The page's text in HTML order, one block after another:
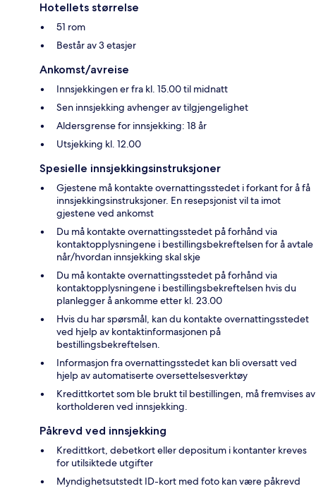
Hotellets størrelse
51 rom
Består av 3 etasjer
Ankomst/avreise
Innsjekkingen er fra kl. 15.00 til midnatt
Sen innsjekking avhenger av tilgjengelighet
Aldersgrense for innsjekking: 18 år
Utsjekking kl. 12.00
Spesielle innsjekkingsinstruksjoner
Gjestene må kontakte overnattingsstedet i forkant for å få
innsjekkingsinstruksjoner. En resepsjonist vil ta imot
gjestene ved ankomst
Du må kontakte overnattingsstedet på forhånd via
kontaktopplysningene i bestillingsbekreftelsen for å avtale
når/hvordan innsjekking skal skje
Du må kontakte overnattingsstedet på forhånd via
kontaktopplysningene i bestillingsbekreftelsen hvis du
planlegger å ankomme etter kl. 23.00
Hvis du har spørsmål, kan du kontakte overnattingsstedet
ved hjelp av kontaktinformasjonen på
bestillingsbekreftelsen.
Informasjon fra overnattingsstedet kan bli oversatt ved
hjelp av automatiserte oversettelsesverktøy
Kredittkortet som ble brukt til bestillingen, må fremvises av
kortholderen ved innsjekking.
Påkrevd ved innsjekking
Kredittkort, debetkort eller depositum i kontanter kreves
for utilsiktede utgifter
Myndighetsutstedt ID-kort med foto kan være påkrevd